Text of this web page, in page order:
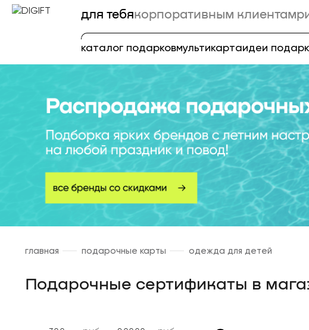
для тебя
каталог подарковмультикартаидеи
корпоративным клиентам
главная подарочные карты одежда для детей
Подарочные сертификаты в